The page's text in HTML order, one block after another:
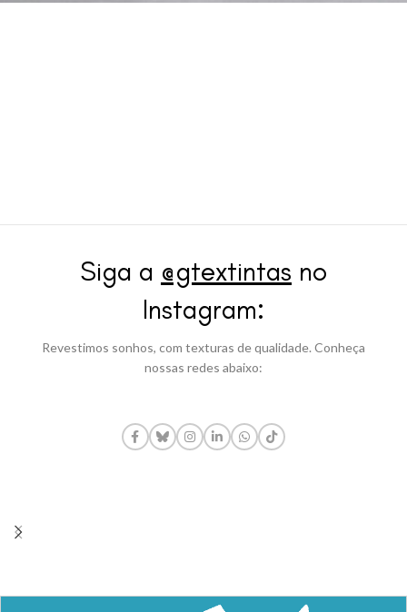
Siga a @gtextintas no
Instagram:
Revestimos sonhos, com texturas de qualidade. Conheça
nossas redes abaixo: